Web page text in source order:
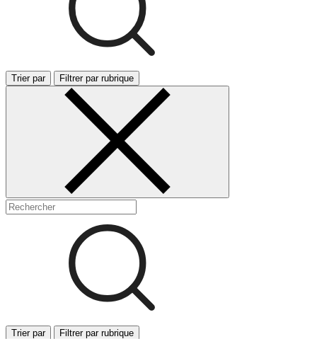
Trier par Filtrer par rubrique
Trier par Filtrer par rubrique